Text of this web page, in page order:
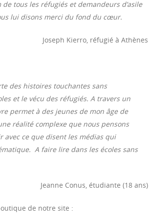
de tous les réfugiés et demandeurs d’asile
lui disons merci du fond du cœur.
Joseph Kierro, réfugié à Athènes
des histoires touchantes sans
et le vécu des réfugiés. A travers un
permet à des jeunes de mon âge de
réalité complexe que nous pensons
avec ce que disent les médias qui
A faire lire dans les écoles sans
Jeanne Conus, étudiante (18 ans)
de notre site :